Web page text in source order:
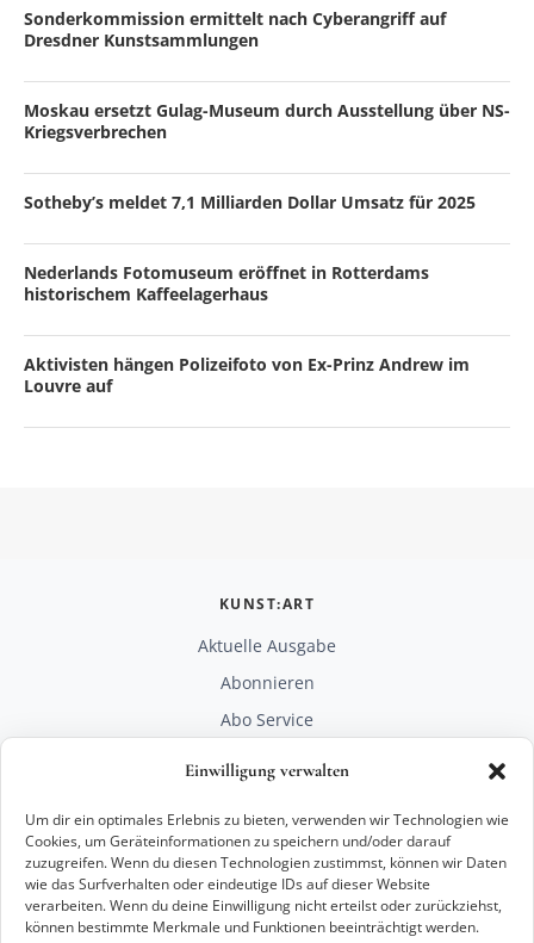
Einwilligung verwalten
Um dir ein optimales Erlebnis zu bieten, verwenden wir Technologien wie
Cookies, um Geräteinformationen zu speichern und/oder darauf
zuzugreifen. Wenn du diesen Technologien zustimmst, können wir Daten
wie das Surfverhalten oder eindeutige IDs auf dieser Website
verarbeiten. Wenn du deine Einwilligung nicht erteilst oder zurückziehst,
können bestimmte Merkmale und Funktionen beeinträchtigt werden.
Sonderkommission ermittelt nach Cyberangriff auf
Dresdner Kunstsammlungen
Moskau ersetzt Gulag-Museum durch Ausstellung über NS-
Kriegsverbrechen
Sotheby’s meldet 7,1 Milliarden Dollar Umsatz für 2025
Nederlands Fotomuseum eröffnet in Rotterdams
historischem Kaffeelagerhaus
Aktivisten hängen Polizeifoto von Ex-Prinz Andrew im
Louvre auf
KUNST:ART
Aktuelle Ausgabe
Abonnieren
Abo Service
RECHTLICHES
Impressum
Datenschutz
KONTAKT